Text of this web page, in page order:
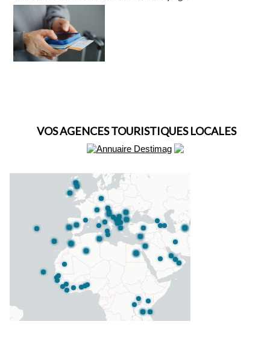
VOS AGENCES TOURISTIQUES LOCALES